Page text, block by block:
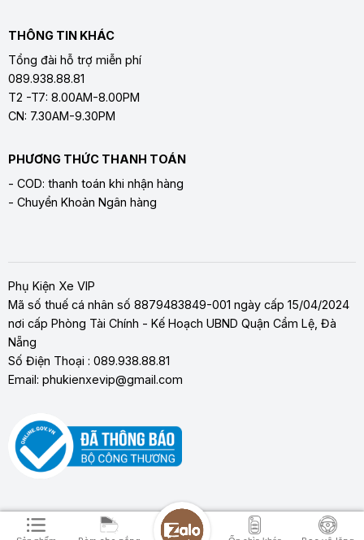
THÔNG TIN KHÁC
Tổng đài hỗ trợ miễn phí
089.938.88.81
T2 -T7: 8.00AM-8.00PM
CN: 7.30AM-9.30PM
PHƯƠNG THỨC THANH TOÁN
- COD: thanh toán khi nhận hàng
- Chuyển Khoản Ngân hàng
Phụ Kiện Xe VIP
Mã số thuế cá nhân số 8879483849-001 ngày cấp 15/04/2024
nơi cấp Phòng Tài Chính - Kế Hoạch UBND Quận Cẩm Lệ, Đà
Nẵng
Số Điện Thoại : 089.938.88.81
Email: phukienxevip@gmail.com
Copyright 2026 ©Phụ Kiện Xe Vip